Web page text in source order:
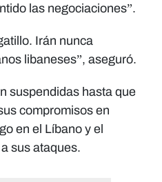
las negociaciones”.
Irán nunca
libaneses”, aseguró.
suspendidas hasta que
compromisos en
en el Líbano y el
sus ataques.